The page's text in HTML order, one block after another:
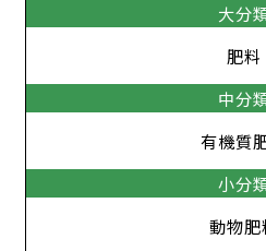
大分
肥料
中分
有機質
小分
動物肥